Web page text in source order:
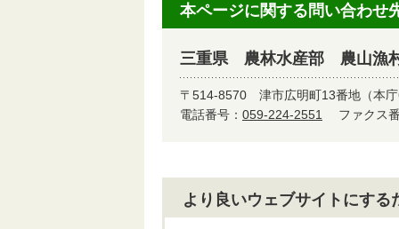
本ページに関する問い合わせ
三重県 農林水産部 農山漁
〒514-8570 津市広明町13番地（本庁
電話番号： 059-224-2551 ファクス
より良いウェブサイトにす